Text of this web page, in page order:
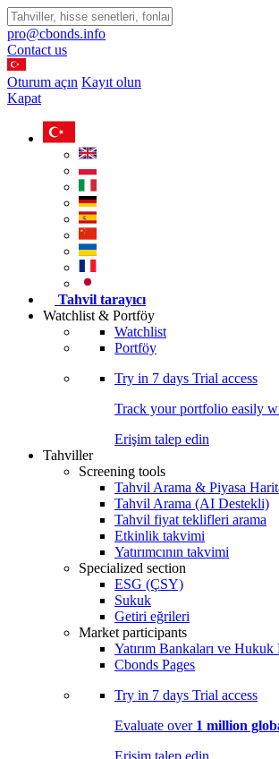
pro@cbonds.info
Contact us
Oturum açın Kayıt olun
Kapat
Tahvil tarayıcı
Watchlist & Portföy
Watchlist
Portföy
Try in 7 days Trial access
Track your portfolio easily
Erişim talep edin
Tahviller
Screening tools
Tahvil Arama & Piyasa
Tahvil Arama (AI Destekli)
Tahvil fiyat teklifleri arama
Etkinlik takvimi
Yatırımcının takvimi
Specialized section
ESG (ÇSY)
Sukuk
Getiri eğrileri
Market participants
Yatırım Bankaları ve
Cbonds Pages
Try in 7 days Trial access
Evaluate over 1 million
Erişim talep edin